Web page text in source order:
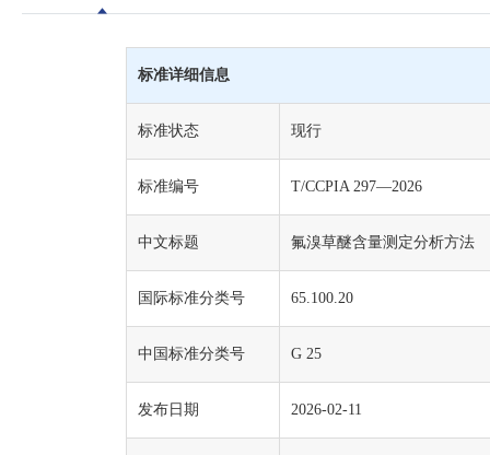
标准详细信息
标准状态 现行
标准编号 T/CCPIA 297—2026
中文标题 氟溴草醚含量测定分析方法
国际标准分类号 65.100.20
中国标准分类号 G 25
发布日期 2026-02-11